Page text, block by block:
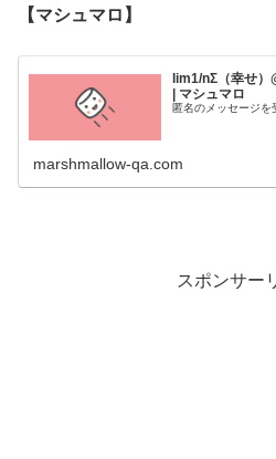
【マシュマロ】
lim1/nΣ（幸せ）
| マシュマロ
匿名のメッセージ
marshmallow-qa.com
スポンサー